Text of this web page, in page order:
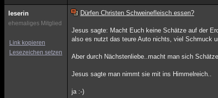
leserin
ehemaliges Mitglied
Link kopieren
Lesezeichen setzen
Dürfen Christen Schweinefleisch essen?
Jesus sagte: Macht Euch keine Schätze auf der
also es nutzt das teure Auto nichts, viel Schmuck
Aber durch Nächstenliebe..macht man sich
Jesus sagte man nimmt sie mit ins Himmelreich..
ja :-)